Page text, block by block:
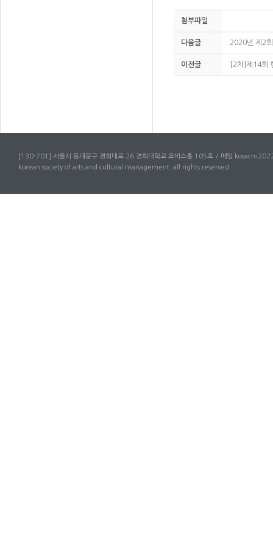
첨부파일
다음글 2020년 제2
이전글 [2차]제14회
[130-701] 서울시 동대문구 경희대로 26 경희대학교 오비스홀 105호 / 메일
korean society of arts and cultural management. all rights reserved.